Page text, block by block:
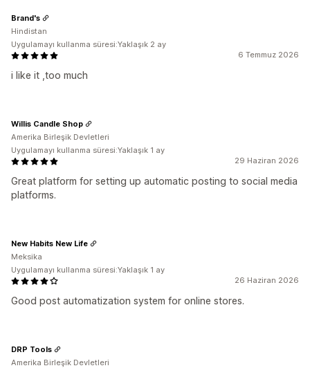
6 Temmuz 2026
i like it ,too much
Brand's
Hindistan
Uygulamayı kullanma süresi:Yaklaşık 2 ay
29 Haziran 2026
Great platform for setting up automatic posting to social media
platforms.
Willis Candle Shop
Amerika Birleşik Devletleri
Uygulamayı kullanma süresi:Yaklaşık 1 ay
26 Haziran 2026
Good post automatization system for online stores.
New Habits New Life
Meksika
Uygulamayı kullanma süresi:Yaklaşık 1 ay
DRP Tools
Amerika Birleşik Devletleri